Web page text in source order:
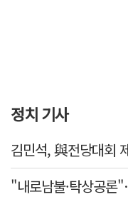
정치 기사